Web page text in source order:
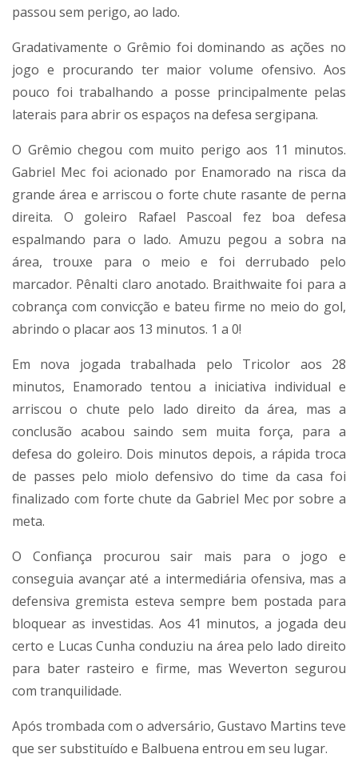
passou sem perigo, ao lado.
Gradativamente o Grêmio foi dominando as ações no
jogo e procurando ter maior volume ofensivo. Aos
pouco foi trabalhando a posse principalmente pelas
laterais para abrir os espaços na defesa sergipana.
O Grêmio chegou com muito perigo aos 11 minutos.
Gabriel Mec foi acionado por Enamorado na risca da
grande área e arriscou o forte chute rasante de perna
direita. O goleiro Rafael Pascoal fez boa defesa
espalmando para o lado. Amuzu pegou a sobra na
área, trouxe para o meio e foi derrubado pelo
marcador. Pênalti claro anotado. Braithwaite foi para a
cobrança com convicção e bateu firme no meio do gol,
abrindo o placar aos 13 minutos. 1 a 0!
Em nova jogada trabalhada pelo Tricolor aos 28
minutos, Enamorado tentou a iniciativa individual e
arriscou o chute pelo lado direito da área, mas a
conclusão acabou saindo sem muita força, para a
defesa do goleiro. Dois minutos depois, a rápida troca
de passes pelo miolo defensivo do time da casa foi
finalizado com forte chute da Gabriel Mec por sobre a
meta.
O Confiança procurou sair mais para o jogo e
conseguia avançar até a intermediária ofensiva, mas a
defensiva gremista esteva sempre bem postada para
bloquear as investidas. Aos 41 minutos, a jogada deu
certo e Lucas Cunha conduziu na área pelo lado direito
para bater rasteiro e firme, mas Weverton segurou
com tranquilidade.
Após trombada com o adversário, Gustavo Martins teve
que ser substituído e Balbuena entrou em seu lugar.